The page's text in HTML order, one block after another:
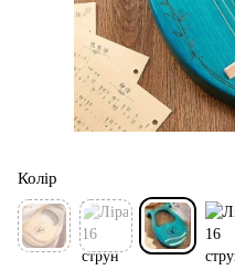
Колір